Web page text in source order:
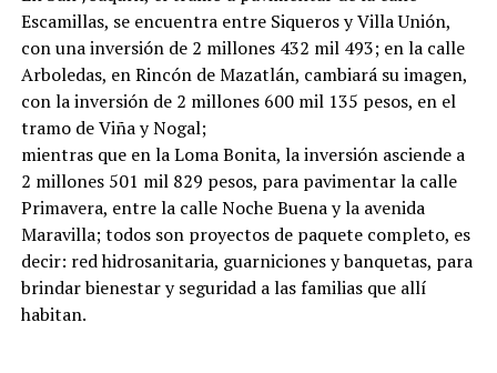
Escamillas, se encuentra entre Siqueros y Villa Unión,
con una inversión de 2 millones 432 mil 493; en la calle
Arboledas, en Rincón de Mazatlán, cambiará su imagen,
con la inversión de 2 millones 600 mil 135 pesos, en el
tramo de Viña y Nogal;
mientras que en la Loma Bonita, la inversión asciende a
2 millones 501 mil 829 pesos, para pavimentar la calle
Primavera, entre la calle Noche Buena y la avenida
Maravilla; todos son proyectos de paquete completo, es
decir: red hidrosanitaria, guarniciones y banquetas, para
brindar bienestar y seguridad a las familias que allí
habitan.